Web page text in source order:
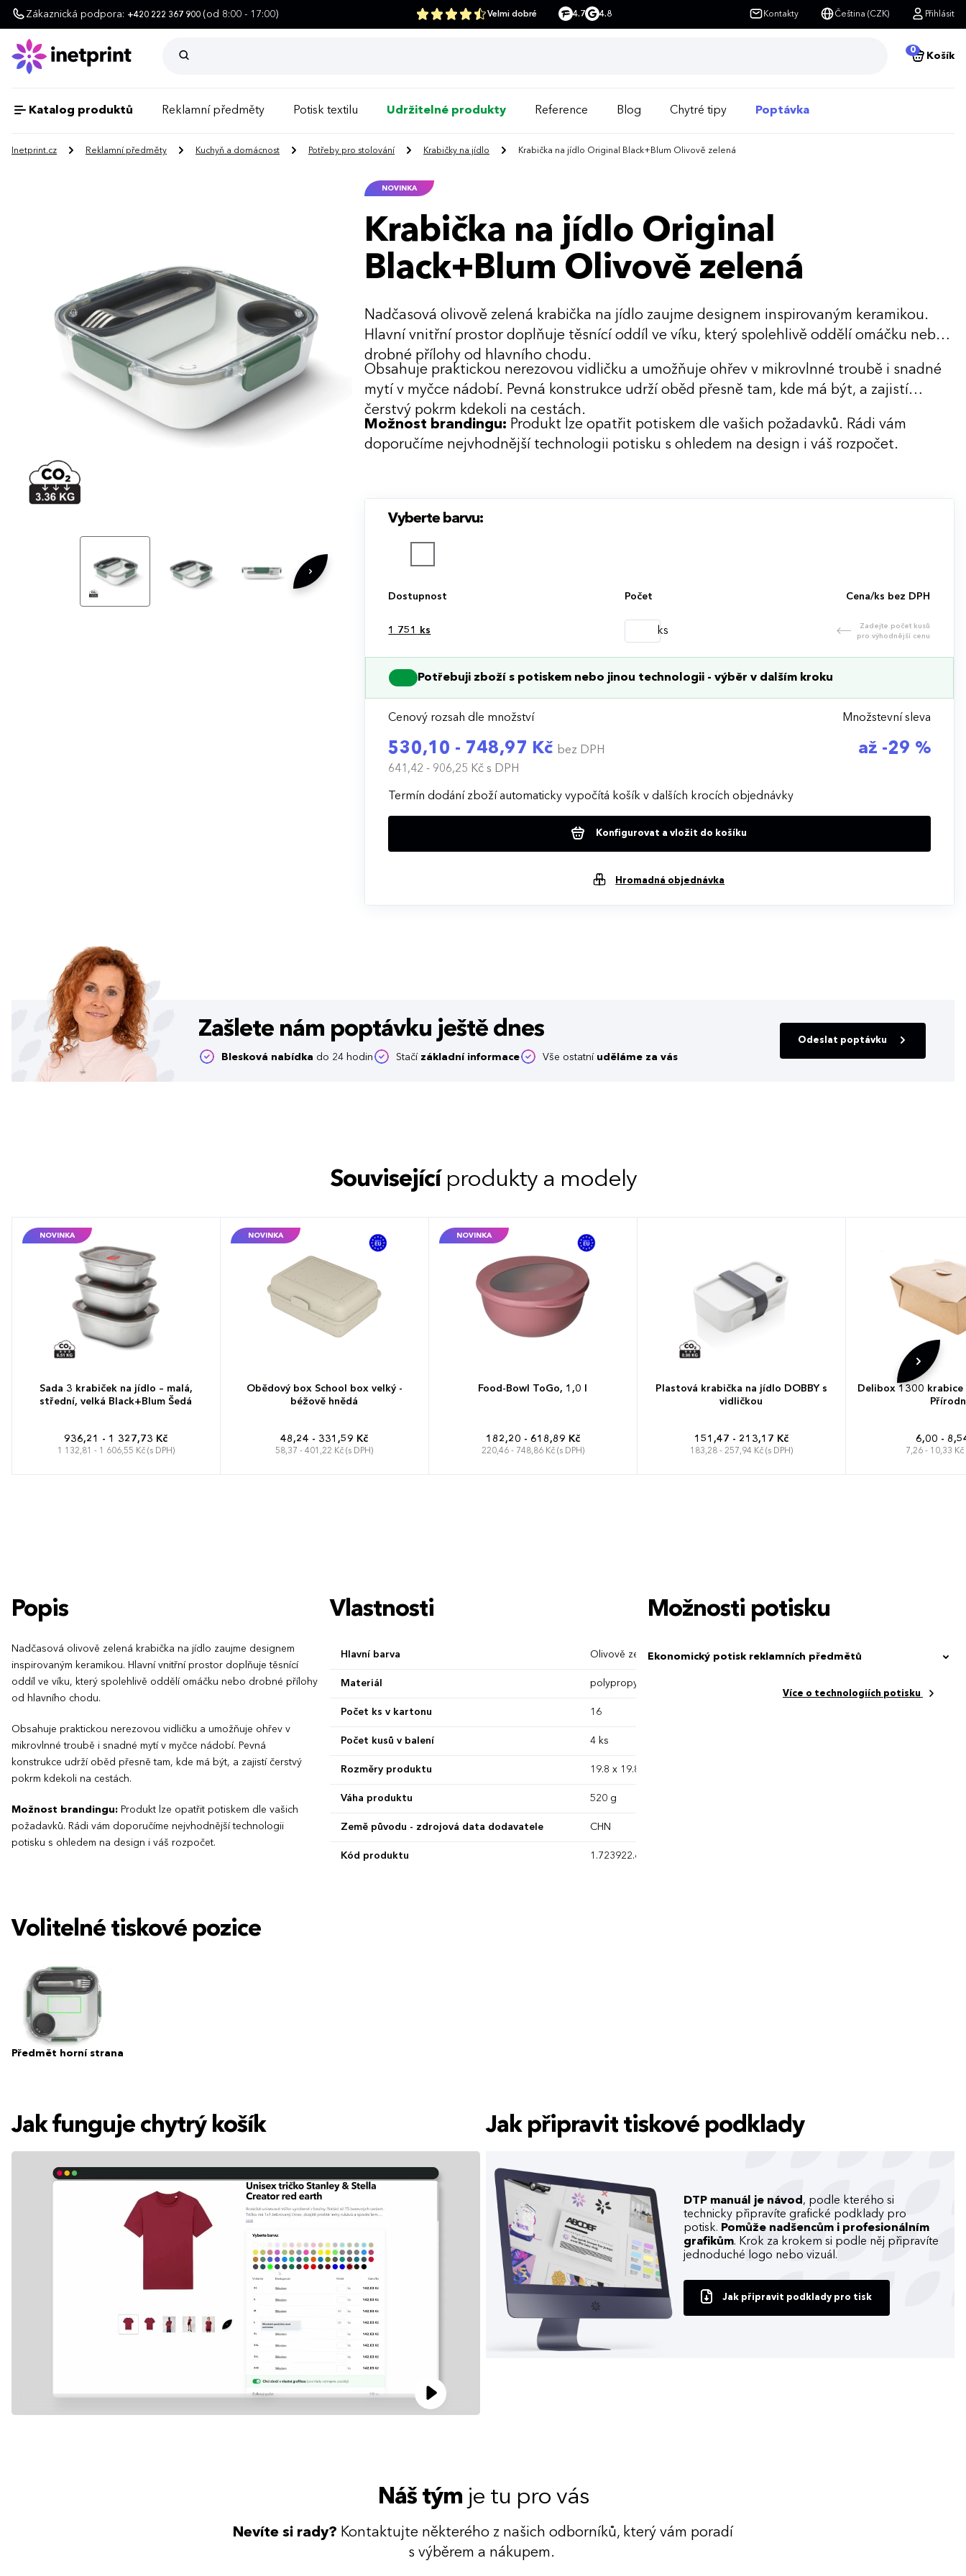
Zákaznická podpora: +420 222 367 900 (od 8:00 - 17:00) Velmi dobré 4.7 4.8 Kontakty Čeština (CZK) Přihlásit
0
Košík
Katalog produktů Reklamní předměty Potisk textilu Udržitelné produkty Reference Blog Chytré tipy Poptávka
Inetprint.cz Reklamní předměty Kuchyň a domácnost Potřeby pro stolování Krabičky na jídlo Krabička na jídlo Original Black+Blum Olivově zelená
NOVINKA
Krabička na jídlo Original
Black+Blum Olivově zelená
Nadčasová olivově zelená krabička na jídlo zaujme designem inspirovaným keramikou.
Hlavní vnitřní prostor doplňuje těsnící oddíl ve víku, který spolehlivě oddělí omáčku nebo
drobné přílohy od hlavního chodu.
Obsahuje praktickou nerezovou vidličku a umožňuje ohřev v mikrovlnné troubě i snadné
mytí v myčce nádobí. Pevná konstrukce udrží oběd přesně tam, kde má být, a zajistí
čerstvý pokrm kdekoli na cestách.
Možnost brandingu: Produkt lze opatřit potiskem dle vašich požadavků. Rádi vám
doporučíme nejvhodnější technologii potisku s ohledem na design i váš rozpočet.
Vyberte barvu:
Dostupnost Počet Cena/ks bez DPH
1 751 ks ks
Zadejte počet kusů
pro výhodnější cenu
Potřebuji zboží s potiskem nebo jinou technologii - výběr v dalším kroku
Cenový rozsah dle množství
530,10 - 748,97 Kč bez DPH
641,42 - 906,25 Kčs DPH
Množstevní sleva
až -29 %
Termín dodání zboží automaticky vypočítá košík v dalších krocích objednávky
Konfigurovat a vložit do košíku
Hromadná objednávka
Zašlete nám poptávku ještě dnes
Blesková nabídka do 24 hodin Stačí základní informace Vše ostatní uděláme za vás
Odeslat poptávku
Související produkty a modely
NOVINKA
Sada 3 krabiček na jídlo – malá,
střední, velká Black+Blum Šedá
936,21 - 1 327,73 Kč
1 132,81 - 1 606,55 Kč (s DPH)
NOVINKA
Obědový box School box velký -
béžově hnědá
48,24 - 331,59 Kč
58,37 - 401,22 Kč (s DPH)
NOVINKA
Food-Bowl ToGo, 1,0 l
182,20 - 618,89 Kč
220,46 - 748,86 Kč (s DPH)
Plastová krabička na jídlo DOBBY s
vidličkou
151,47 - 213,17 Kč
183,28 - 257,94 Kč (s DPH)
Delibox 1300 krabice
6,00 -
7,26 - 10,33 Kč
Popis
Nadčasová olivově zelená krabička na jídlo zaujme designem
inspirovaným keramikou. Hlavní vnitřní prostor doplňuje těsnící
oddíl ve víku, který spolehlivě oddělí omáčku nebo drobné přílohy
od hlavního chodu.
Obsahuje praktickou nerezovou vidličku a umožňuje ohřev v
mikrovlnné troubě i snadné mytí v myčce nádobí. Pevná
konstrukce udrží oběd přesně tam, kde má být, a zajistí čerstvý
pokrm kdekoli na cestách.
Možnost brandingu: Produkt lze opatřit potiskem dle vašich
požadavků. Rádi vám doporučíme nejvhodnější technologii
potisku s ohledem na design i váš rozpočet.
Vlastnosti
Hlavní barva Olivově zelená
Materiál polypropylen, tritan
Počet ks v kartonu 16
Počet kusů v balení 4 ks
Rozměry produktu 19.8 x 19.8 x 5.6 cm
Váha produktu 520 g
Země původu - zdrojová data dodavatele CHN
Kód produktu 1.723922.655.00
Možnosti potisku
Ekonomický potisk reklamních předmětů
Více o technologiích potisku
Volitelné tiskové pozice
Předmět horní strana
Jak funguje chytrý košík Jak připravit tiskové podklady
DTP manuál je návod , podle kterého si
technicky připravíte grafické podklady pro
potisk. Pomůže nadšencům i profesionálním
grafikům. Krok za krokem si podle něj připravíte
jednoduché logo nebo vizuál.
Jak připravit podklady pro tisk
Náš tým je tu pro vás
Nevíte si rady? Kontaktujte některého z našich odborníků, který vám poradí
s výběrem a nákupem.